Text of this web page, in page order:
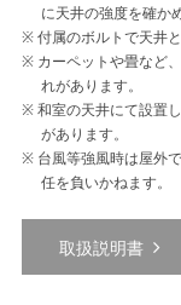
に天井の強度を確か
付属のボルトで天井
カーペットや畳など
れがあります。
和室の天井にて設置
があります。
台風等強風時は屋外
任を負いかねます。
取扱説明書